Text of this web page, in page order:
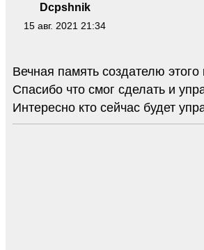
Dcpshnik
15 авг. 2021 21:34
Вечная память создателю этого
Спасибо что смог сделать и
Интересно кто сейчас будет